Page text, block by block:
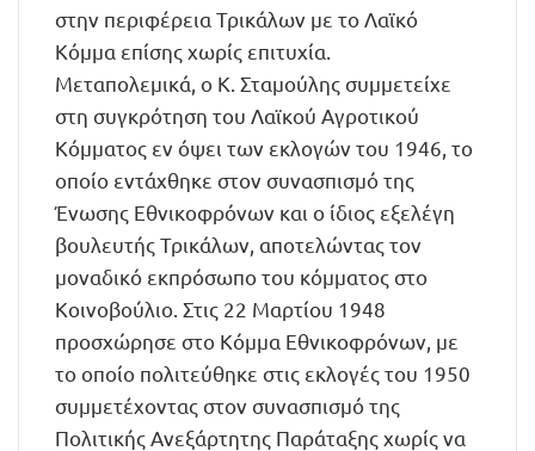
στην περιφέρεια Τρικάλων με το Λαϊκό
Κόμμα επίσης χωρίς επιτυχία.
Μεταπολεμικά, ο Κ. Σταμούλης συμμετείχε
στη συγκρότηση του Λαϊκού Αγροτικού
Κόμματος εν όψει των εκλογών του 1946, το
οποίο εντάχθηκε στον συνασπισμό της
Ένωσης Εθνικοφρόνων και ο ίδιος εξελέγη
βουλευτής Τρικάλων, αποτελώντας τον
μοναδικό εκπρόσωπο του κόμματος στο
Κοινοβούλιο. Στις 22 Μαρτίου 1948
προσχώρησε στο Κόμμα Εθνικοφρόνων, με
το οποίο πολιτεύθηκε στις εκλογές του 1950
συμμετέχοντας στον συνασπισμό της
Πολιτικής Ανεξάρτητης Παράταξης χωρίς να